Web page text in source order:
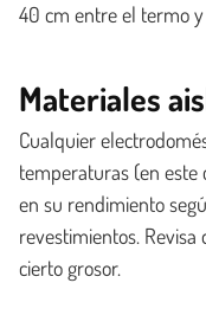
40 cm entre el termo
Materiales
Cualquier
temperaturas (en este
en su rendimiento
revestimientos.
cierto grosor.